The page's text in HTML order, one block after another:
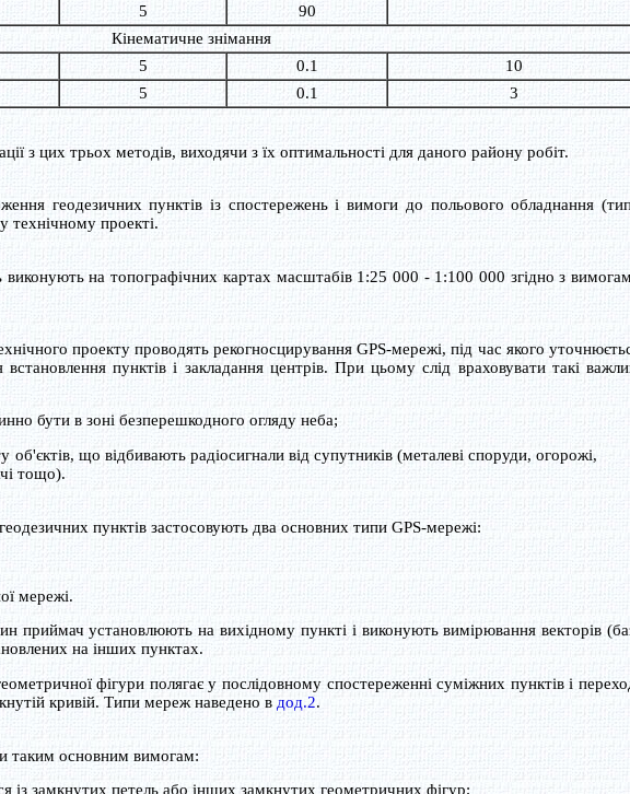
5
90
Кінематичне знімання
5 0.1
10
5 0.1 3
з цих трьох методів, виходячи з їх оптимальності для даного району робіт.
геодезичних пунктів із спостережень і вимоги до польового обладнання
технічному проекті.
на топографічних картах масштабів 1:25 000 - 1:100 000 згідно з
проекту проводять рекогносцирування GPS-мережі, під час якого
пунктів і закладання центрів. При цьому слід враховувати такі
бути в зоні безперешкодного огляду неба;
об'єктів, що відбивають радіосигнали від супутників (металеві споруди, огорожі,
тощо).
пунктів застосовують два основних типи GPS-мережі:
мережі.
установлюють на вихідному пункті і виконують вимірювання векторів
на інших пунктах.
фігури полягає у послідовному спостереженні суміжних пунктів і
кривій. Типи мереж наведено в дод.2.
таким основним вимогам:
із замкнутих петель або інших замкнутих геометричних фігур;